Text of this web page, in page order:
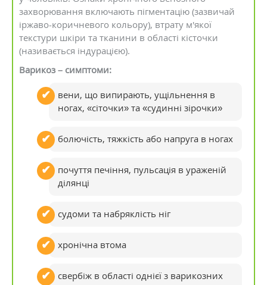
захворювання включають пігментацію (зазвичай
іржаво-коричневого кольору), втрату м'якої
текстури шкіри та тканини в області кісточки
(називається індурацією).
Варикоз – симптоми:
вени, що випирають, ущільнення в
ногах, «сіточки» та «судинні зірочки»
болючість, тяжкість або напруга в ногах
почуття печіння, пульсація в ураженій
ділянці
судоми та набряклість ніг
хронічна втома
свербіж в області однієї з варикозних